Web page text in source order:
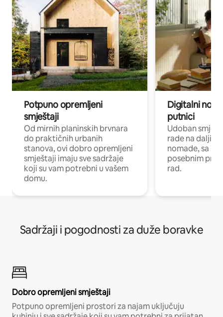
Potpuno opremljeni
smještaji
Od mirnih planinskih brvnara
do praktičnih urbanih
stanova, ovi dobro opremljeni
smještaji imaju sve sadržaje
koji su vam potrebni u vašem
domu.
Digitalni
putnici
Udoban
rade na
nomade, sa
posebnim
rad.
Sadržaji i pogodnosti za duže boravke
Dobro opremljeni smještaji
Potpuno opremljeni prostori za najam uključuju